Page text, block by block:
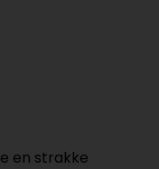
en strakke